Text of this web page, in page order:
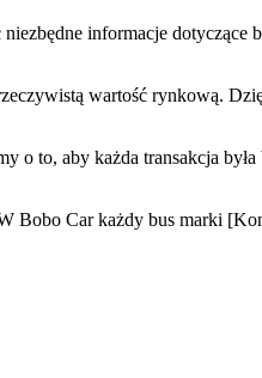
informacje dotyczące
wartość rynkową.
to, aby każda transakcja była
Bobo Car każdy bus marki